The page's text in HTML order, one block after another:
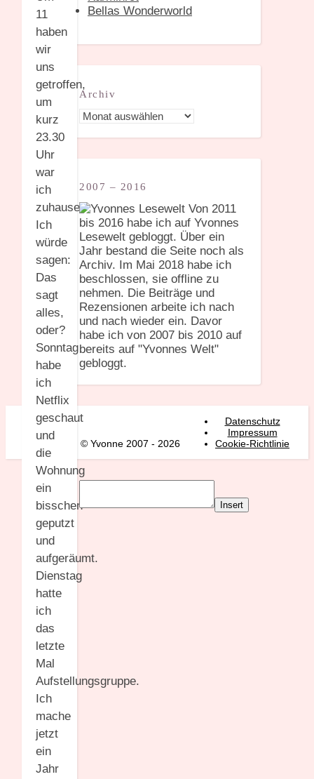
11
haben
wir
uns
getroffen,
um
kurz
23.30
Uhr
war
ich
zuhause.
Ich
würde
sagen:
Das
sagt
alles,
oder?
Sonntag
habe
ich
Netflix
geschaut
und
die
Wohnung
ein
bisschen
geputzt
und
aufgeräumt.
Dienstag
hatte
ich
das
letzte
Mal
Aufstellungsgruppe.
Ich
mache
jetzt
ein
Jahr
Bellas Wonderworld
Archiv
Archiv
2007 – 2016
Von 2011
bis 2016 habe ich auf Yvonnes
Lesewelt gebloggt. Über ein
Jahr bestand die Seite noch als
Archiv. Im Mai 2018 habe ich
beschlossen, sie offline zu
nehmen. Die Beiträge und
Rezensionen arbeite ich nach
und nach wieder ein. Davor
habe ich von 2007 bis 2010 auf
bereits auf "Yvonnes Welt"
gebloggt.
© Yvonne 2007 - 2026
Datenschutz
Impressum
Cookie-Richtlinie
Insert